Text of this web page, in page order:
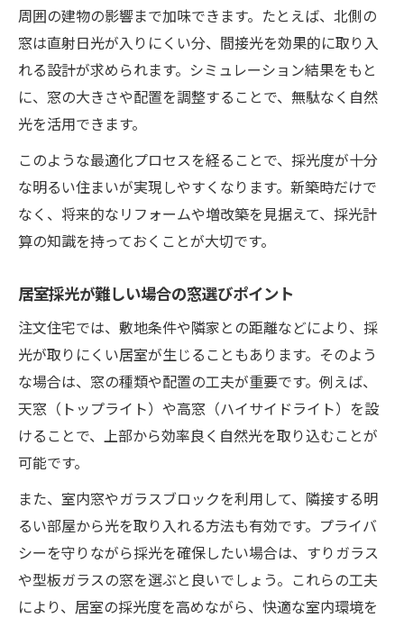
周囲の建物の影響まで加味できます。たとえば、北側の
窓は直射日光が入りにくい分、間接光を効果的に取り入
れる設計が求められます。シミュレーション結果をもと
に、窓の大きさや配置を調整することで、無駄なく自然
光を活用できます。
このような最適化プロセスを経ることで、採光度が十分
な明るい住まいが実現しやすくなります。新築時だけで
なく、将来的なリフォームや増改築を見据えて、採光計
算の知識を持っておくことが大切です。
居室採光が難しい場合の窓選びポイント
注文住宅では、敷地条件や隣家との距離などにより、採
光が取りにくい居室が生じることもあります。そのよう
な場合は、窓の種類や配置の工夫が重要です。例えば、
天窓（トップライト）や高窓（ハイサイドライト）を設
けることで、上部から効率良く自然光を取り込むことが
可能です。
また、室内窓やガラスブロックを利用して、隣接する明
るい部屋から光を取り入れる方法も有効です。プライバ
シーを守りながら採光を確保したい場合は、すりガラス
や型板ガラスの窓を選ぶと良いでしょう。これらの工夫
により、居室の採光度を高めながら、快適な室内環境を